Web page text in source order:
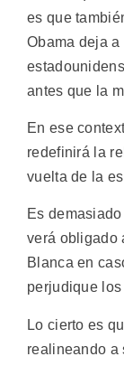
es que
Obama deja
antes que la
En ese
redefinirá la
vuelta de la
Es
verá obligado
Blanca en
perjudique
Lo cierto es
realineando a